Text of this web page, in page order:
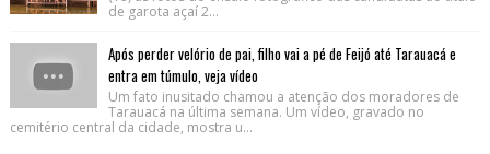
de garota açaí 2...
Após perder velório de pai, filho vai a pé de Feijó até Tarauacá e
entra em túmulo, veja vídeo
Um fato inusitado chamou a atenção dos moradores de
Tarauacá na última semana. Um vídeo, gravado no
cemitério central da cidade, mostra u...